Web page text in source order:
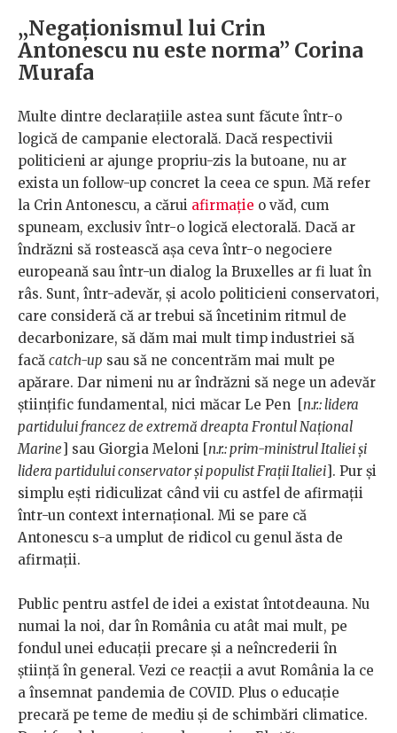
„Negaționismul lui Crin
Antonescu nu este norma” Corina
Murafa
Multe dintre declarațiile astea sunt făcute într-o
logică de campanie electorală. Dacă respectivii
politicieni ar ajunge propriu-zis la butoane, nu ar
exista un follow-up concret la ceea ce spun. Mă refer
la Crin Antonescu, a cărui afirmație o văd, cum
spuneam, exclusiv într-o logică electorală. Dacă ar
îndrăzni să rostească așa ceva într-o negociere
europeană sau într-un dialog la Bruxelles ar fi luat în
râs. Sunt, într-adevăr, și acolo politicieni conservatori,
care consideră că ar trebui să încetinim ritmul de
decarbonizare, să dăm mai mult timp industriei să
facă catch-up sau să ne concentrăm mai mult pe
apărare. Dar nimeni nu ar îndrăzni să nege un adevăr
științific fundamental, nici măcar Le Pen [ n.r.: lidera
partidului francez de extremă dreapta Frontul Național
Marine ] sau Giorgia Meloni [ n.r.: prim-ministrul Italiei și
lidera partidului conservator și populist Frații Italiei ]. Pur și
simplu ești ridiculizat când vii cu astfel de afirmații
într-un context internațional. Mi se pare că
Antonescu s-a umplut de ridicol cu genul ăsta de
afirmații.
Public pentru astfel de idei a existat întotdeauna. Nu
numai la noi, dar în România cu atât mai mult, pe
fondul unei educații precare și a neîncrederii în
știință în general. Vezi ce reacții a avut România la ce
a însemnat pandemia de COVID. Plus o educație
precară pe teme de mediu și de schimbări climatice.